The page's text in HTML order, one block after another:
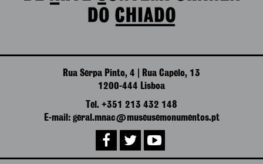
Rua Serpa Pinto, 4 | Rua Capelo, 13
1200-444 Lisboa
Tel. +351 213 432 148
E-mail: geral.mnac@museusemonumentos.pt